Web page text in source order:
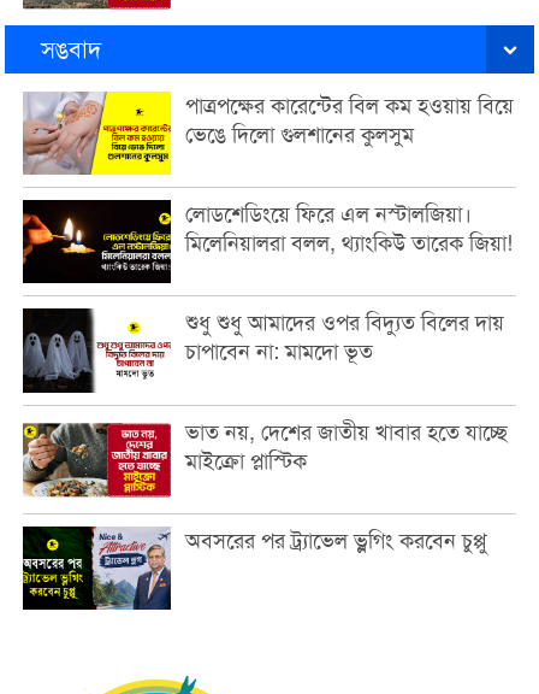
সঙবাদ
পাত্রপক্ষের কারেন্টের বিল কম হওয়ায় বিয়ে
ভেঙে দিলো গুলশানের কুলসুম
লোডশেডিংয়ে ফিরে এল নস্টালজিয়া।
মিলেনিয়ালরা বলল, থ্যাংকিউ তারেক জিয়া!
শুধু শুধু আমাদের ওপর বিদ্যুত বিলের দায়
চাপাবেন না: মামদো ভূত
ভাত নয়, দেশের জাতীয় খাবার হতে যাচ্ছে
মাইক্রো প্লাস্টিক
অবসরের পর ট্র্যাভেল ভ্লগিং করবেন চুপ্পু